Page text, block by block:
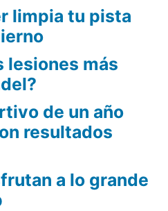
limpia tu pista
lesiones más
de un año
resultados
a lo grande